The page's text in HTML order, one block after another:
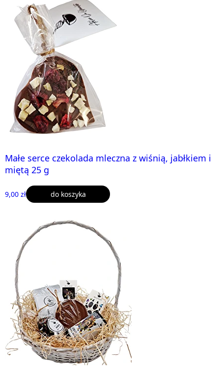
Małe serce czekolada mleczna z wiśnią, jabłkiem i
miętą 25 g
9,00 zł do koszyka